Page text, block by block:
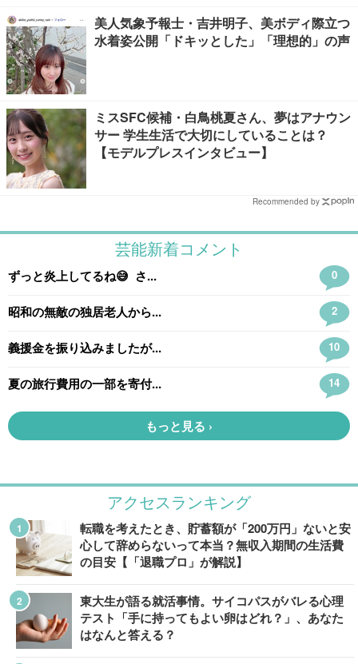
美人気象予報士・吉井明子、美ボディ際立つ
水着姿公開「ドキッとした」「理想的」の声
ミスSFC候補・白鳥桃夏さん、夢はアナウン
サー 学生生活で大切にしていることは？
【モデルプレスインタビュー】
Recommended by
アクセスランキング
転職を考えたとき、貯蓄額が「200万円」ないと安
心して辞めらないって本当？無収入期間の生活費
の目安【「退職プロ」が解説】
東大生が語る就活事情。サイコパスがバレる心理
テスト「手に持ってもよい卵はどれ？」、あなた
はなんと答える？